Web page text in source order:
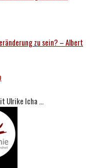
zu sein? – Albert
Ulrike Icha ...